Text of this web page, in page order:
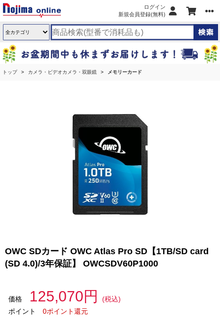
ログイン
新規会員登録(無料)
トップ カメラ・ビデオカメラ・双眼鏡 メモリーカード
OWC SDカード OWC Atlas Pro SD【1TB/SD card
(SD 4.0)/3年保証】 OWCSDV60P1000
価格 125,070円
(税込)
ポイント
0ポイント還元